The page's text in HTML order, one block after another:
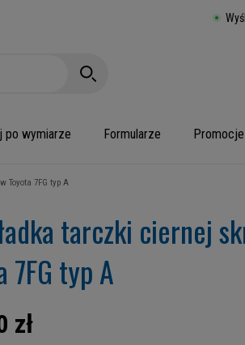
po wymiarze Formularze Promocje
Toyota 7FG typ A
tarczki ciernej
7FG typ A
zł